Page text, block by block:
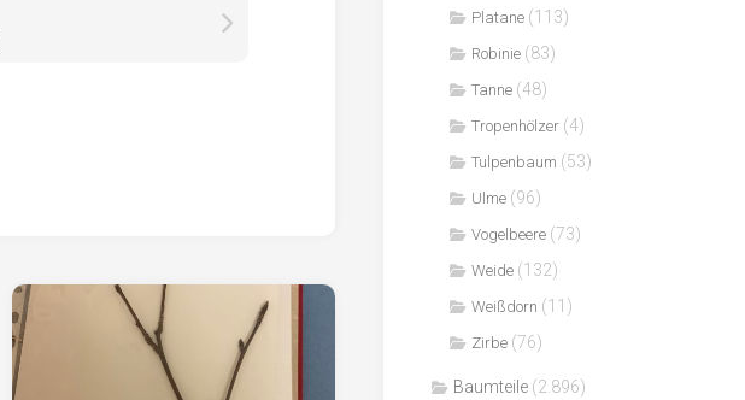
Platane (113)
Robinie (83)
Tanne (48)
Tropenhölzer (4)
Tulpenbaum (53)
Ulme (96)
Vogelbeere (73)
Weide (132)
Weißdorn (11)
Zirbe (76)
Baumteile (2.896)